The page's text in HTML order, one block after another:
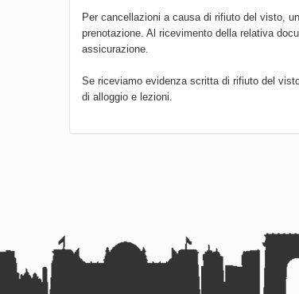
Per cancellazioni a causa di rifiuto del visto,
prenotazione. Al ricevimento della relativa
assicurazione.
Se riceviamo evidenza scritta di rifiuto del
di alloggio e lezioni.